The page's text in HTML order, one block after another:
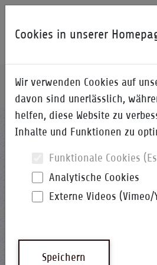
Home i-Qpedia Detail zum
TvJ
Test von Jac
www.testvonJac.de
Cookies in unserer
Wir verwenden Cookies auf
davon sind unerlässlich,
helfen, diese Website zu
Inhalte und Funktionen zu
Funktionale Cookies
Analytische Cookies
Externe Videos (Vimeo/
Speichern